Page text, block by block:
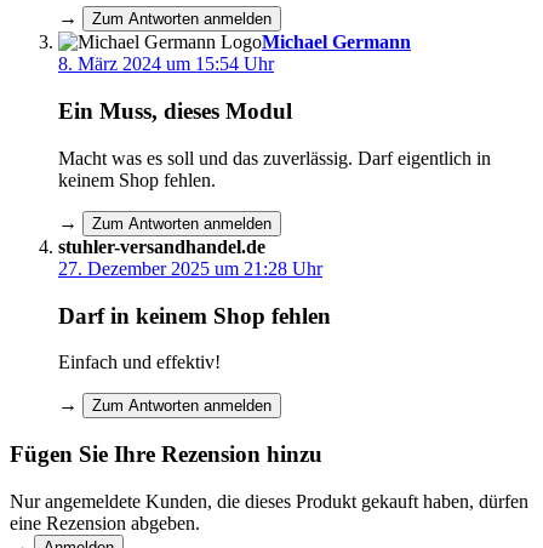
→ Zum Antworten anmelden
Michael Germann
8. März 2024 um 15:54 Uhr
Ein Muss, dieses Modul
Macht was es soll und das zuverlässig. Darf eigentlich in
keinem Shop fehlen.
→ Zum Antworten anmelden
stuhler-versandhandel.de
27. Dezember 2025 um 21:28 Uhr
Darf in keinem Shop fehlen
Einfach und effektiv!
→ Zum Antworten anmelden
Fügen Sie Ihre Rezension hinzu
Nur angemeldete Kunden, die dieses Produkt gekauft haben, dürfen
eine Rezension abgeben.